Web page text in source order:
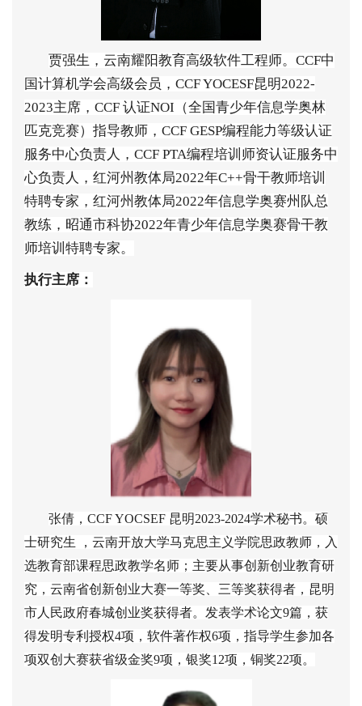
贾强生 ， 云南耀阳教育高级软件工程师。 CCF中
国计算机学会高级会员 ， CCF YOCESF昆明2022-
2023主席 ， CCF 认证NOI （全国青少年信息学奥林
匹克竞赛）指导教师 ， CCF GESP编程能力等级认证
服务中心负责人 ， CCF PTA编程培训师资认证服务中
心负责人 ， 红河州教体局2022年C++骨干教师培训
特聘专家 ， 红河州教体局2022年信息学奥赛州队总
教练 ， 昭通市科协2022年青少年信息学奥赛骨干教
师培训特聘专家。
执行主席：
张倩， CCF YOCSEF 昆明2023-2024学术秘书。硕
士研究生 ，云南开放大学马克思主义学院思政教师，入
选教育部课程思政教学名师；主要从事创新创业教育研
究，云南省创新创业大赛一等奖、三等奖获得者，昆明
市人民政府春城创业奖获得者。发表学术论文9篇，获
得发明专利授权4项，软件著作权6项，指导学生参加各
项双创大赛获省级金奖9项，银奖12项，铜奖22项。